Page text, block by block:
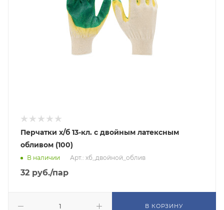
Перчатки х/б 13-кл. с двойным латексным
обливом (100)
В наличии Арт.: хб_двойной_облив
32 руб./пар
В КОРЗИНУ